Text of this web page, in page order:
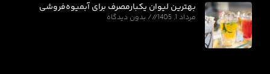
بهترین لیوان یکبارمصرف برای آبمیوه‌فروشی
مرداد 1, 1405 بدون دیدگاه